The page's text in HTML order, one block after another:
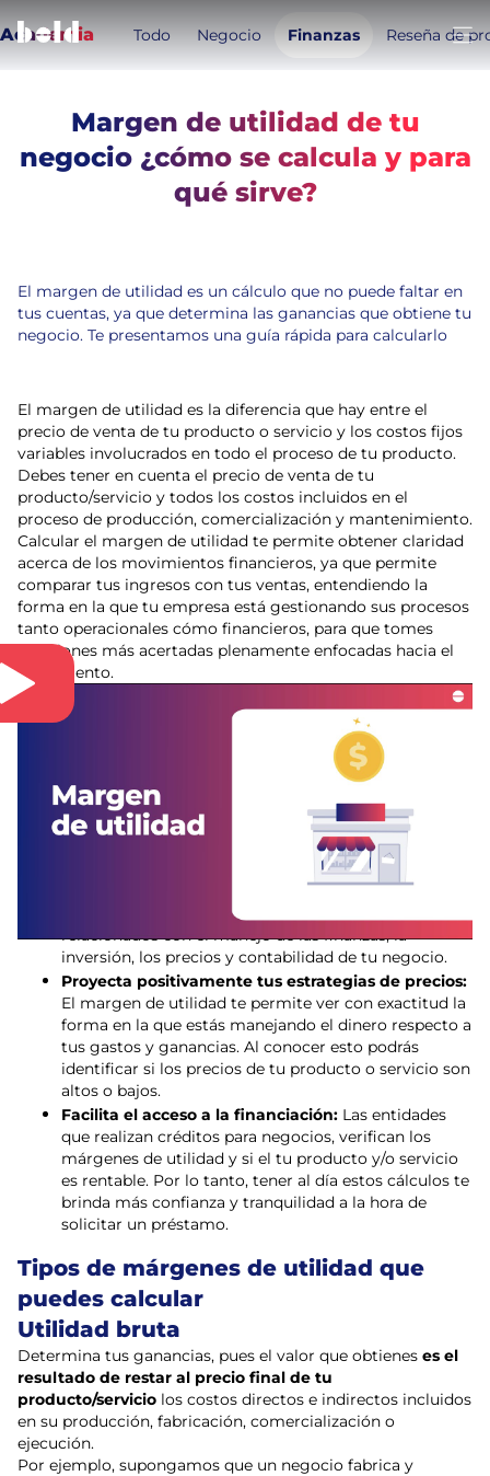
Academia Todo Negocio Finanzas Reseña de
Margen de utilidad de tu
negocio ¿cómo se calcula y para
qué sirve?
Temas de este artículo:
Herramientas para tu negocio
El margen de utilidad es un cálculo que no puede faltar en
tus cuentas, ya que determina las ganancias que obtiene tu
negocio. Te presentamos una guía rápida para calcularlo
El margen de utilidad es la diferencia que hay entre el
precio de venta de tu producto o servicio y los costos fijos
variables involucrados en todo el proceso de tu producto.
Debes tener en cuenta el precio de venta de tu
producto/servicio y todos los costos incluidos en el
proceso de producción, comercialización y mantenimiento.
Calcular el margen de utilidad te permite obtener claridad
acerca de los movimientos financieros, ya que permite
comparar tus ingresos con tus ventas, entendiendo la
forma en la que tu empresa está gestionando sus procesos
tanto operacionales cómo financieros, para que tomes
decisiones más acertadas plenamente enfocadas hacia el
crecimiento.
Ventajas de calcular el margen de
utilidad en tu negocio
Aporta información valiosa para el crecimiento de
Al conocer tus márgenes de utilidad
puedes identificar aquellos gastos que no están
siendo rentables y buscar la forma de eliminarlos o
Te ayuda a identificar problemas:Si estableces que
el margen de utilidad de tu producto/servicio es bajo,
podrás identificar y solucionar problemas
relacionados con el manejo de las finanzas, la
inversión, los precios y contabilidad de tu negocio.
Proyecta positivamente tus estrategias de precios:
El margen de utilidad te permite ver con exactitud la
forma en la que estás manejando el dinero respecto a
tus gastos y ganancias. Al conocer esto podrás
identificar si los precios de tu producto o servicio son
altos o bajos.
Facilita el acceso a la financiación: Las entidades
que realizan créditos para negocios, verifican los
márgenes de utilidad y si el tu producto y/o servicio
es rentable. Por lo tanto, tener al día estos cálculos te
brinda más confianza y tranquilidad a la hora de
solicitar un préstamo.
Tipos de márgenes de utilidad que
puedes calcular
Utilidad bruta
Determina tus ganancias, pues el valor que obtienes es el
resultado de restar al precio final de tu
producto/servicio los costos directos e indirectos incluidos
en su producción, fabricación, comercialización o
ejecución.
Por ejemplo, supongamos que un negocio fabrica y